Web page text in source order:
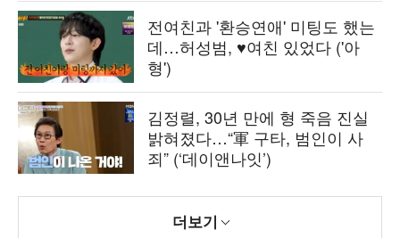
전여친과 '환승연애' 미팅도 했는
데…허성범, ♥여친 있었다 ('아
형')
김정렬, 30년 만에 형 죽음 진실
밝혀졌다…“軍 구타, 범인이 사
죄” (‘데이앤나잇’)
더보기